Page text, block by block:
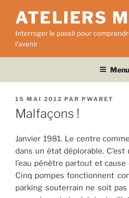
contenu
principal
ATELIERS
Interroger le passé pour
l'avenir
Menu
PUBLIÉ
LE
15 MAI 2012 PAR PWARET
Malfaçons !
Janvier 1981. Le centre
dans un état déplorable.
l’eau pénètre partout et
Cinq pompes fonctionnent
parking souterrain ne soit